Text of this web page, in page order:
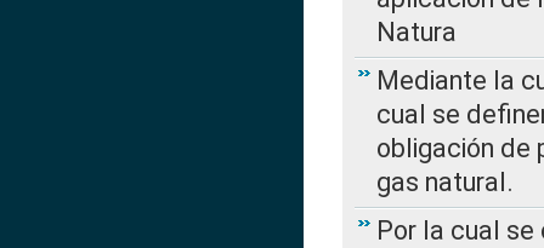
Natura
Mediante la
cual se
obligación de
gas natural.
Por la cual se